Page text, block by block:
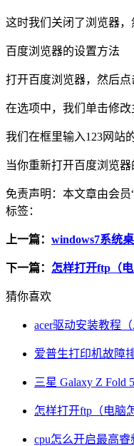
这时我们关闭了浏览器，
百度浏览器的设置方法
打开百度浏览器，然后
在选项中，我们单击修改
我们在框里输入123网站
当你重新打开百度浏览器
免责声明： 本文章由会
标签：
上一篇： windows7系统
下一篇： 怎样打开ftp（
猜你喜欢
acer驱动安装教程
爱普生打印机故障
三星 Galaxy Z Fold
怎样打开ftp（电脑
cpu怎么开启最高